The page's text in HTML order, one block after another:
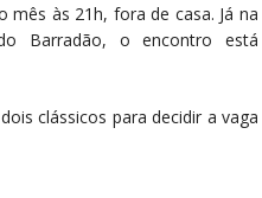
às 21h, fora de casa. Já na
Barradão, o encontro está
clássicos para decidir a vaga